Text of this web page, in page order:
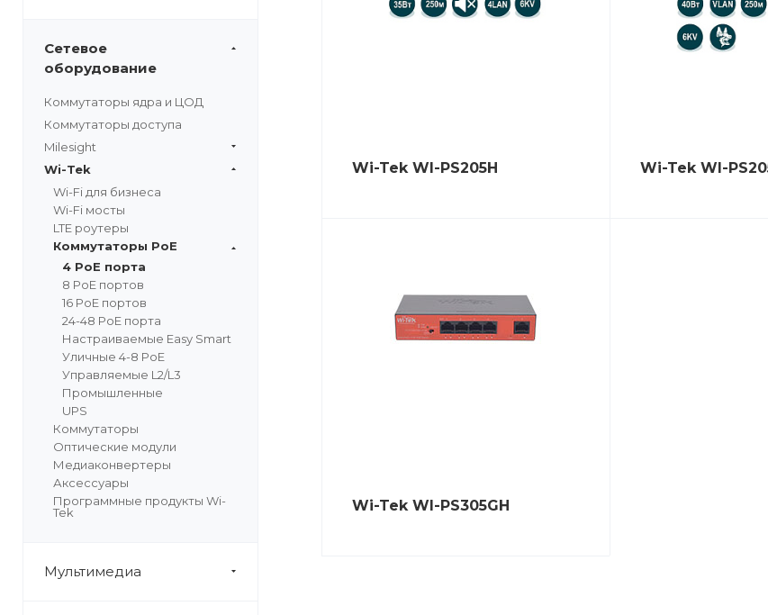
Сетевое
оборудование
Коммутаторы ядра и ЦОД
Коммутаторы доступа
Milesight
Wi-Tek
Wi-Fi для бизнеса
Wi-Fi мосты
LTE роутеры
Коммутаторы PoE
4 PoE порта
8 PoE портов
16 PoE портов
24-48 PoE порта
Настраиваемые Easy Smart
Уличные 4-8 PoE
Управляемые L2/L3
Промышленные
UPS
Коммутаторы
Оптические модули
Медиаконвертеры
Аксессуары
Программные продукты Wi-
Tek
Мультимедиа
Wi-Tek WI-PS205H Wi-Tek WI-
Wi-Tek WI-PS305GH